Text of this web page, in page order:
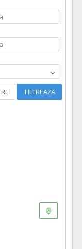
FILTREAZA